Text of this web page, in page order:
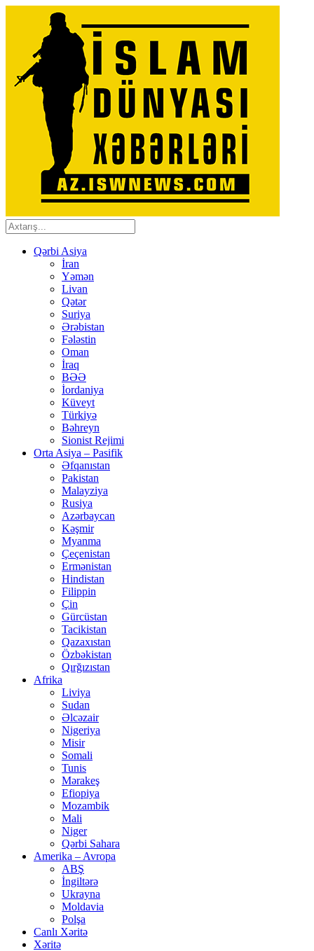
Qərbi Asiya
İran
Yəmən
Livan
Qətər
Suriya
Ərəbistan
Fələstin
Oman
İraq
BƏƏ
İordaniya
Küveyt
Türkiyə
Bəhreyn
Sionist Rejimi
Orta Asiya – Pasifik
Əfqanıstan
Pakistan
Malayziya
Rusiya
Azərbaycan
Kəşmir
Myanma
Çeçenistan
Ermənistan
Hindistan
Filippin
Çin
Gürcüstan
Tacikistan
Qazaxıstan
Özbəkistan
Qırğızıstan
Afrika
Liviya
Sudan
Əlcəzair
Nigeriya
Misir
Somali
Tunis
Mərakeş
Efiopiya
Mozambik
Mali
Niger
Qərbi Sahara
Amerika – Avropa
ABŞ
İngiltərə
Ukrayna
Moldavia
Polşa
Canlı Xəritə
Xəritə